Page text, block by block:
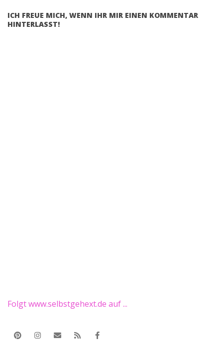
ICH FREUE MICH, WENN IHR MIR EINEN KOMMENTAR
HINTERLASST!
Folgt www.selbstgehext.de auf ...